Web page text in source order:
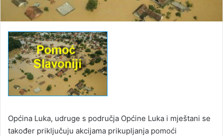
Općina Luka, udruge s područja Općine Luka i mještani se
također priključuju akcijama prikupljanja pomoći